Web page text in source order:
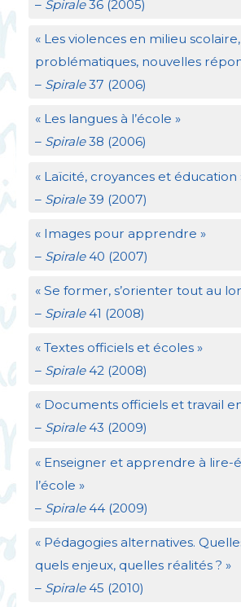
– Spirale36 (2005)
« Les violences en milieu
problématiques, nouvelles
– Spirale37 (2006)
« Les langues à l’école »
– Spirale38 (2006)
« Laïcité, croyances et éducation
– Spirale39 (2007)
« Images pour apprendre »
– Spirale40 (2007)
« Se former, s’orienter tout au
– Spirale41 (2008)
« Textes officiels et écoles »
– Spirale42 (2008)
« Documents officiels et travail
– Spirale43 (2009)
« Enseigner et apprendre à lire-
l’école »
– Spirale44 (2009)
« Pédagogies alternatives.
quels enjeux, quelles réalités ? »
– Spirale45 (2010)